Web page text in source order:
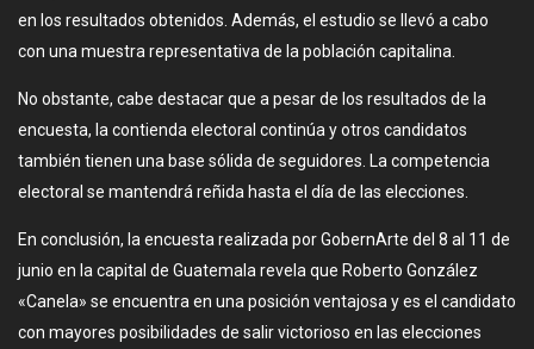
en los resultados obtenidos. Además, el estudio se llevó a cabo
con una muestra representativa de la población capitalina.
No obstante, cabe destacar que a pesar de los resultados de la
encuesta, la contienda electoral continúa y otros candidatos
también tienen una base sólida de seguidores. La competencia
electoral se mantendrá reñida hasta el día de las elecciones.
En conclusión, la encuesta realizada por GobernArte del 8 al 11 de
junio en la capital de Guatemala revela que Roberto González
«Canela» se encuentra en una posición ventajosa y es el candidato
con mayores posibilidades de salir victorioso en las elecciones